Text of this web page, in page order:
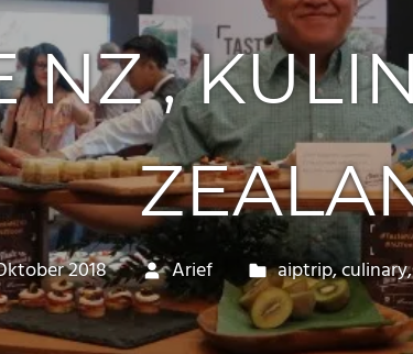
NZ ,
2018 Arief aiptrip,culinary